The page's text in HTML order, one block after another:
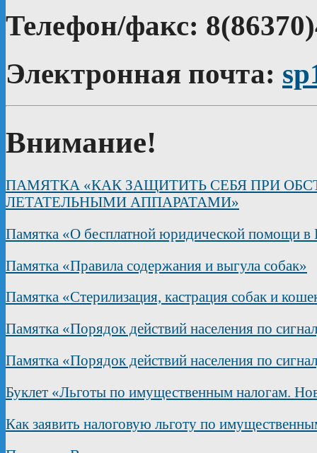
Телефон/факс:
Электронная почта:
Внимание!
ПАМЯТКА «КАК ЗАЩИТИТЬ СЕБЯ ПРИ
ЛЕТАТЕЛЬНЫМИ АППАРАТАМИ»
Памятка «О бесплатной юридической помощи в
Памятка «Правила содержания и выгула собак»
Памятка «Стерилизация, кастрация собак и
Памятка «Порядок действий населения по
Памятка «Порядок действий населения по
Буклет «Льготы по имущественным налогам.
Как заявить налоговую льготу по